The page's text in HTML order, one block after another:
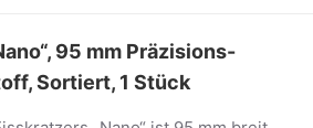
95 mm Präzisions-
Sortiert, 1 Stück